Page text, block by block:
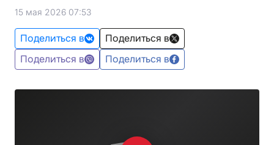
15 мая 2026 07:53
Поделиться в
Поделиться в
Поделиться в
Поделиться в